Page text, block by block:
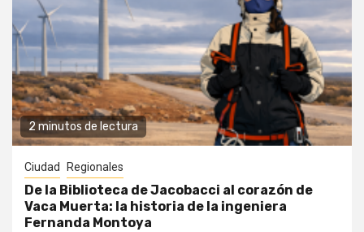
2 minutos de lectura
Ciudad Regionales
De la Biblioteca de Jacobacci al corazón de
Vaca Muerta: la historia de la ingeniera
Fernanda Montoya